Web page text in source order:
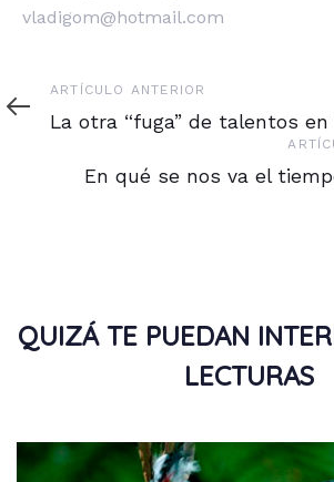
vladigom@hotmail.com
Artículo
anterior
ARTÍCULO ANTERIOR
La otra “fuga” de talentos en
siguiente
En qué se nos va el
QUIZÁ TE PUEDAN
LECTURAS